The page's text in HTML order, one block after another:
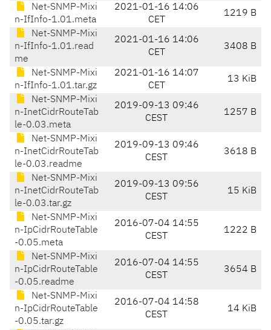
Net-SNMP-Mixi
n-IfInfo-1.01.meta
2021-01-16 14:06
CET
1219 B
Net-SNMP-Mixi
n-IfInfo-1.01.read
me
2021-01-16 14:06
CET
3408 B
Net-SNMP-Mixi
n-IfInfo-1.01.tar.gz
2021-01-16 14:07
CET
13 KiB
Net-SNMP-Mixi
n-InetCidrRouteTab
le-0.03.meta
2019-09-13 09:46
CEST
1257 B
Net-SNMP-Mixi
n-InetCidrRouteTab
le-0.03.readme
2019-09-13 09:46
CEST
3618 B
Net-SNMP-Mixi
n-InetCidrRouteTab
le-0.03.tar.gz
2019-09-13 09:56
CEST
15 KiB
Net-SNMP-Mixi
n-IpCidrRouteTable
-0.05.meta
2016-07-04 14:55
CEST
1222 B
Net-SNMP-Mixi
n-IpCidrRouteTable
-0.05.readme
2016-07-04 14:55
CEST
3654 B
Net-SNMP-Mixi
n-IpCidrRouteTable
-0.05.tar.gz
2016-07-04 14:58
CEST
14 KiB